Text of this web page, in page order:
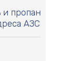
и пропан
АЗС